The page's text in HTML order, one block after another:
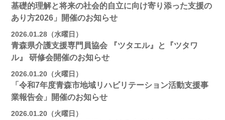
基礎的理解と将来の社会的自立に向け寄り添った支援の
あり方2026」開催のお知らせ
2026.01.28（水曜日）
青森県介護支援専門員協会 『ツタエル』と『ツタワ
ル』 研修会開催のお知らせ
2026.01.20（火曜日）
「令和7年度青森市地域リハビリテーション活動支援事
業報告会」開催のお知らせ
2026.01.20（火曜日）